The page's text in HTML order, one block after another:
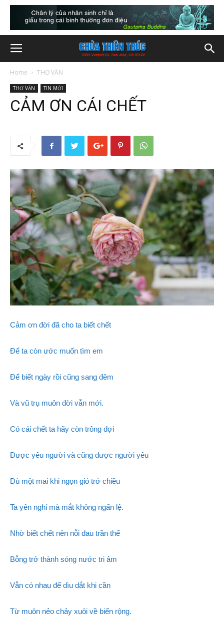
Home THƠ VĂN
THƠ VĂN TIN MỚI
CẢM ƠN CÁI CHẾT
Cảm ơn đời đã cho ta biết chết
Để ta còn ước muốn tìm em
Để biết ngày rồi cũng sang đêm
Và vũ trụ muôn đời vẫn mới.
Có cái chết ta hãy còn trông đợi
Được yêu người và cũng được người yêu
Dù một mai khi ngọn gió trở chiều
Ta yên nghỉ mà mắt không ngấn lệ.
Nhờ biết chết nên nỗi đau trần thế
Bỗng trở thành sóng nước tri âm
Vẫn có nhau để dìu dắt khi cần
Từ muôn nẻo chảy xuôi về biển rộng.